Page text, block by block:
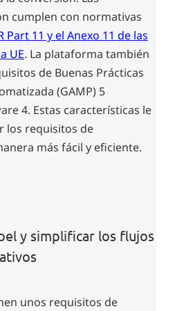
cumplen con normativas
Part 11 y el Anexo 11 de las
UE. La plataforma también
de Buenas Prácticas
(GAMP) 5
4. Estas características le
los requisitos de
más fácil y eficiente.
y simplificar los flujos
unos requisitos de